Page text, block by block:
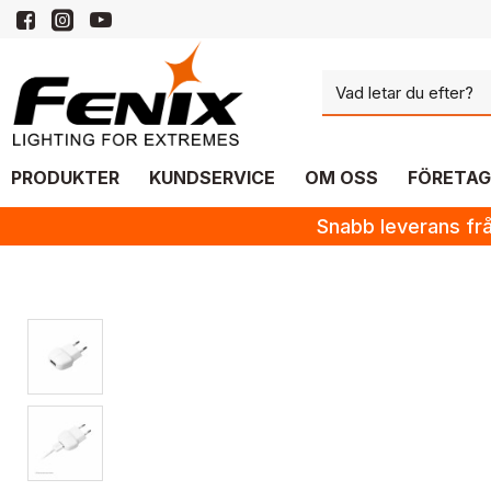
PRODUKTER KUNDSERVICE OM OSS
Snabb leverans